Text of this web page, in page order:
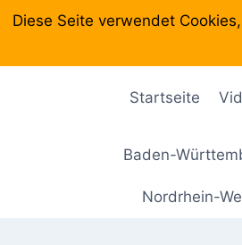
Zum
Startseite
Baden-
Nordrhein-
Diese Seite verwendet